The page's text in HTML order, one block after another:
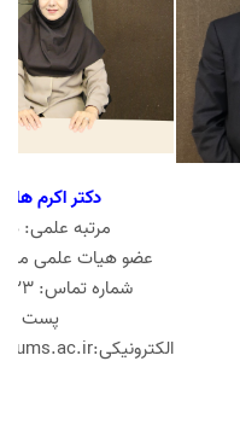
دکتر اکرم
مرتبه علمی:
عضو هیات علمی
شماره تماس: 86702723
پست
الکترونیکی: